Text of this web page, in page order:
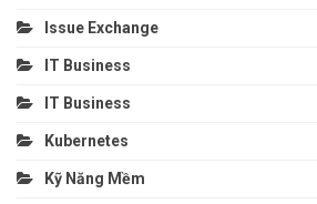
Issue Exchange
IT Business
IT Business
Kubernetes
Kỹ Năng Mềm